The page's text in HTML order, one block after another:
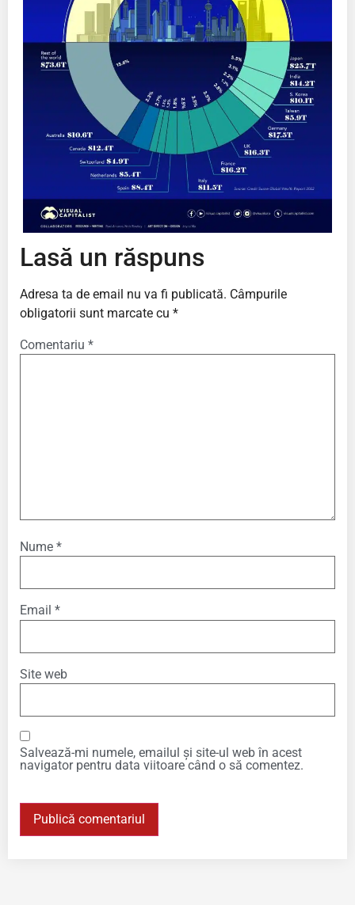
Lasă un răspuns
Adresa ta de email nu va fi publicată. Câmpurile
obligatorii sunt marcate cu *
Comentariu *
Nume *
Email *
Site web
Salvează-mi numele, emailul și site-ul web în acest
navigator pentru data viitoare când o să comentez.